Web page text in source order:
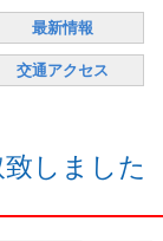
最新情報
交通アクセス
しました